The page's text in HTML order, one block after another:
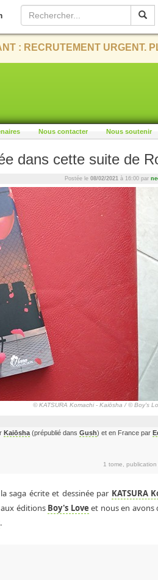
: RECRUTEMENT URGENT.
Nous contacter Nous soutenir
dans cette suite de
Postée le08/02/2021 à 16:00 par
© KATSURA Komachi - Kaiōsha / © Boy's
Kaiōsha (prépublié dans Gush) et en France par
1 tome,
saga écrite et dessinée par KATSURA
éditions Boy's Love et nous en avons
.